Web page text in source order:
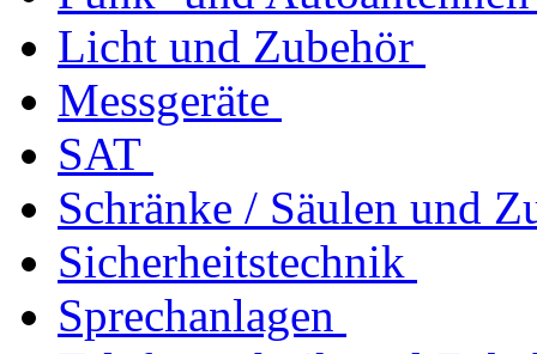
Licht und Zubehör
Messgeräte
SAT
Schränke / Säulen und
Sicherheitstechnik
Sprechanlagen